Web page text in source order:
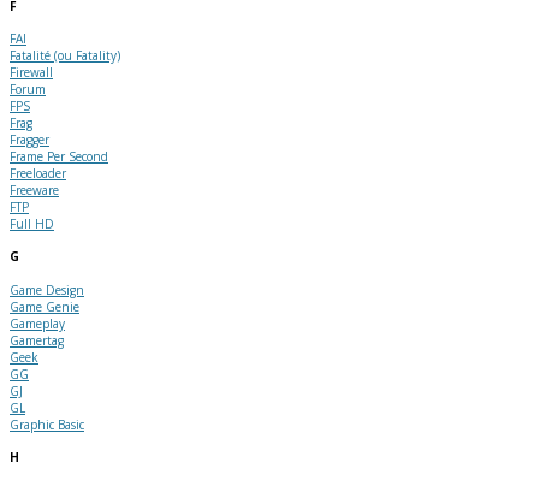
F
FAI
Fatalité (ou Fatality)
Firewall
Forum
FPS
Frag
Fragger
Frame Per Second
Freeloader
Freeware
FTP
Full HD
G
Game Design
Game Genie
Gameplay
Gamertag
Geek
GG
GJ
GL
Graphic Basic
H